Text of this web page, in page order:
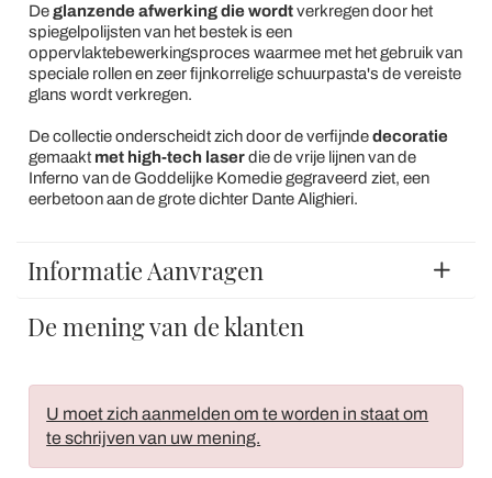
Deglanzende afwerking die wordtverkregen door het
spiegelpolijsten van het bestek is een
oppervlaktebewerkingsproces waarmee met het gebruik van
speciale rollen en zeer fijnkorrelige schuurpasta's de vereiste
glans wordt verkregen.
De collectie onderscheidt zich door de verfijndedecoratie
gemaakt met high-tech laserdie de vrije lijnen van de
Inferno van de Goddelijke Komedie gegraveerd ziet, een
eerbetoon aan de grote dichter Dante Alighieri.
Informatie Aanvragen
De mening van de klanten
U moet zich aanmelden om te worden in staat om
te schrijven van uw mening.